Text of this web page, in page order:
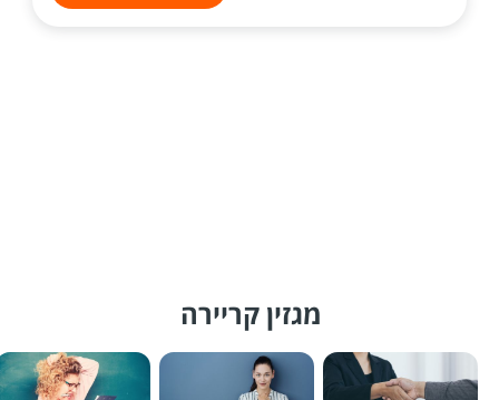
מגזין קריירה